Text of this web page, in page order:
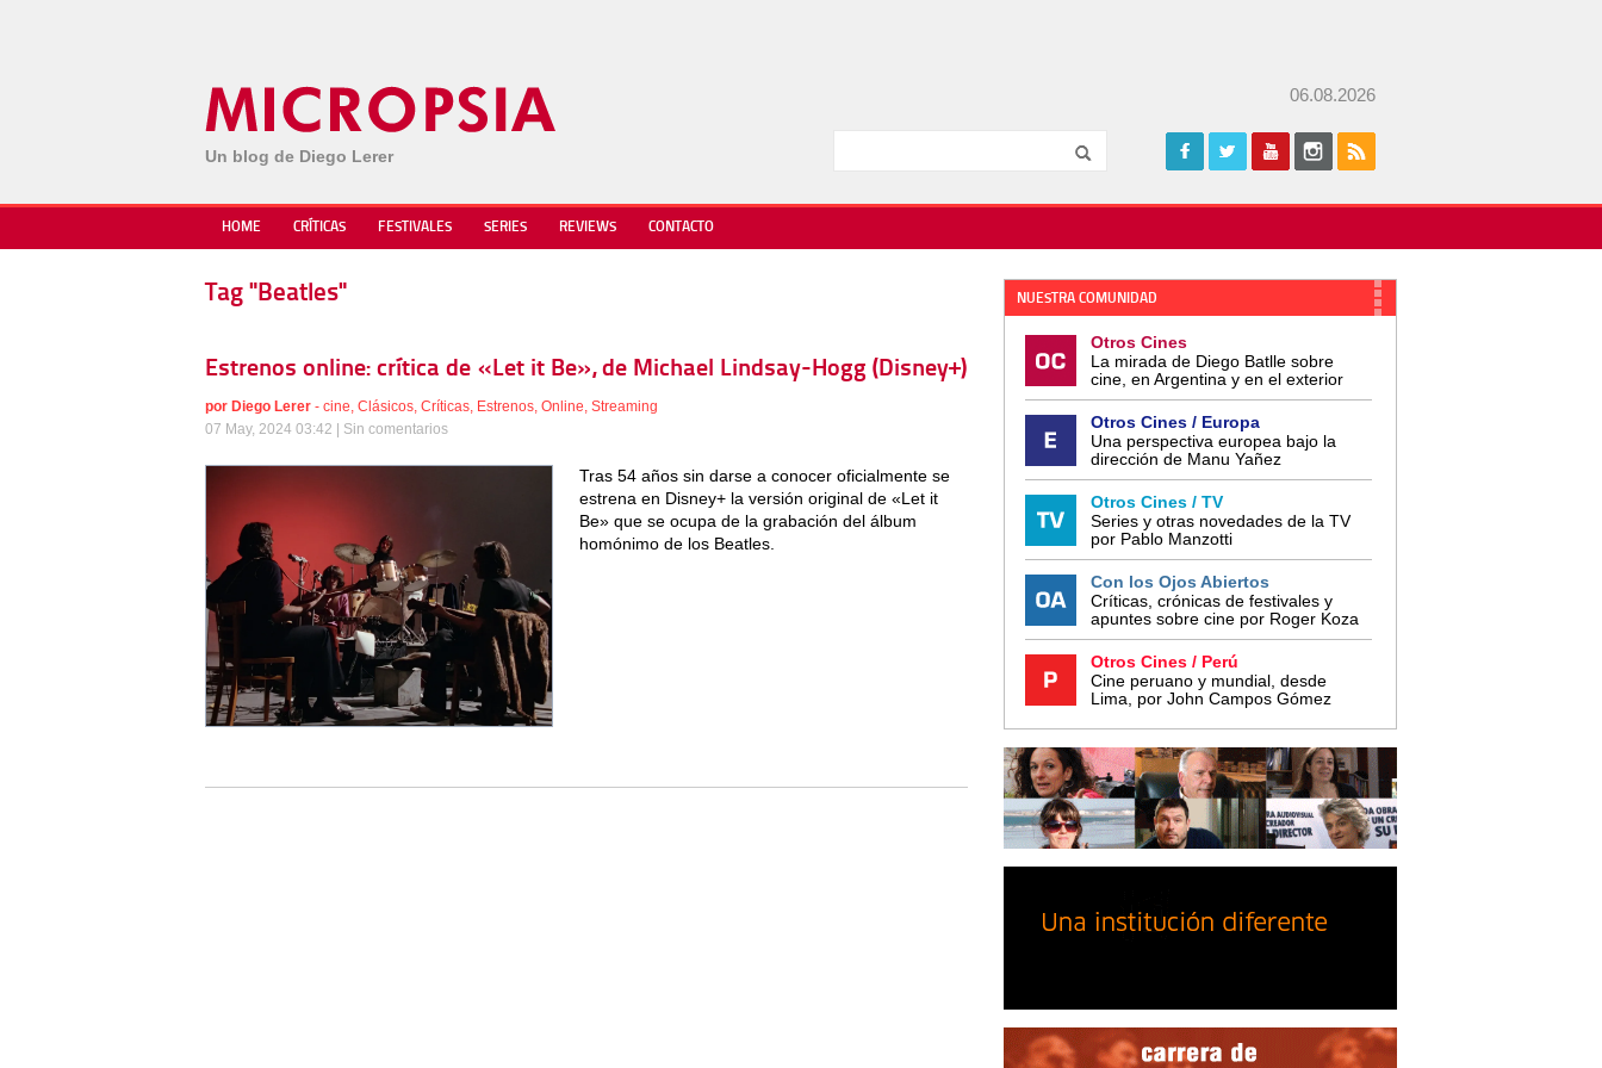
Un blog de Diego Lerer
06.08.2026
HOME CRÍTICAS FESTIVALES SERIES REVIEWS CONTACTO
Tag "Beatles"
Estrenos online: crítica de «Let it Be», de Michael Lindsay-Hogg (Disney+)
por Diego Lerer - cine, Clásicos, Críticas, Estrenos, Online, Streaming
07 May, 2024 03:42 | Sin comentarios
Tras 54 años sin darse a conocer oficialmente se
estrena en Disney+ la versión original de «Let it
Be» que se ocupa de la grabación del álbum
homónimo de los Beatles.
NUESTRA COMUNIDAD
Otros Cines
La mirada de Diego Batlle sobre
cine, en Argentina y en el exterior
Otros Cines / Europa
Una perspectiva europea bajo la
dirección de Manu Yañez
Otros Cines / TV
Series y otras novedades de la TV
por Pablo Manzotti
Con los Ojos Abiertos
Críticas, crónicas de festivales y
apuntes sobre cine por Roger Koza
Otros Cines / Perú
Cine peruano y mundial, desde
Lima, por John Campos Gómez